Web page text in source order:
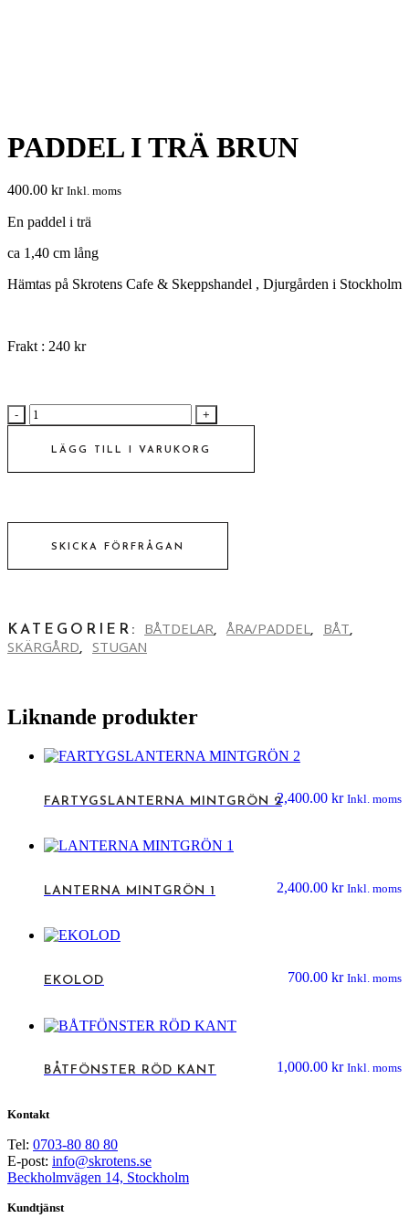
PADDEL I TRÄ BRUN
400.00 kr Inkl. moms
En paddel i trä
ca 1,40 cm lång
Hämtas på Skrotens Cafe & Skeppshandel , Djurgården i Stockholm
Frakt : 240 kr
PADDEL
I
antal
LÄGG TILL I VARUKORG
SKICKA FÖRFRÅGAN
KATEGORIER: BÅTDELAR, ÅRA/PADDEL, BÅT,
SKÄRGÅRD, STUGAN
Liknande produkter
FARTYGSLANTERNA MINTGRÖN 22,400.00 kr Inkl. moms
LANTERNA MINTGRÖN 1 2,400.00 kr Inkl. moms
EKOLOD 700.00 kr Inkl. moms
BÅTFÖNSTER RÖD KANT 1,000.00 kr Inkl. moms
Kontakt
Tel: 0703-80 80 80
E-post: info@skrotens.se
Beckholmvägen 14, Stockholm
Kundtjänst